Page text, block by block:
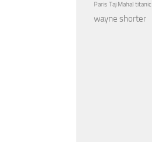
Paris Taj Mahal titanic
wayne shorter